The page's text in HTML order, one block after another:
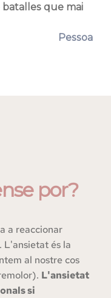
que mai
Pessoa
por?
a reaccionar
L'ansietat és la
al nostre cos
L'ansietat
si